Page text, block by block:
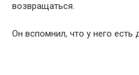
возвращаться.
Он вспомнил, что у него есть